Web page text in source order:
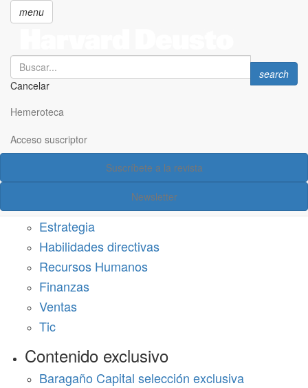
principal
menu
Search
Cancelar
Search
search
Hemeroteca
Acceso suscriptor
Suscríbete a la revista
Newsletter
Acceso suscriptor
Estrategia
Habilidades directivas
Recursos Humanos
Finanzas
Ventas
Tic
Contenido exclusivo
Baragaño Capital selección exclusiva